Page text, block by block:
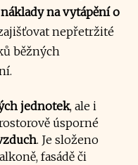
na vytápění o
nepřetržité
běžných
jednotek, ale i
úsporné
. Je složeno
fasádě či